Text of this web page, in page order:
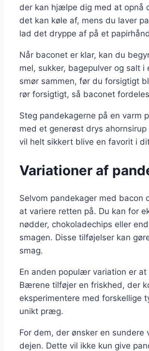
der kan hjælpe dig med at opnå
det kan køle af, mens du laver
lad det dryppe af på et
Når baconet er klar, kan du
mel, sukker, bagepulver og salt
smør sammen, før du forsigtigt
rør forsigtigt, så baconet
Steg pandekagerne på en varm
med et generøst drys
vil helt sikkert blive en favorit i
Variationer af
Selvom pandekager med
at variere retten på. Du kan for
nødder, chokoladechips eller
smagen. Disse tilføjelser kan
smag.
En anden populær variation er
Bærene tilføjer en friskhed, der
eksperimentere med forskellige
unikt præg.
For dem, der ønsker en
dejen. Dette vil ikke kun give